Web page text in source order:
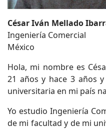
César Iván Mellado
Ingeniería Comercial
México
Hola, mi nombre es
21 años y hace 3 años
universitaria en mi país
Yo estudio Ingeniería
de mi facultad y de mi